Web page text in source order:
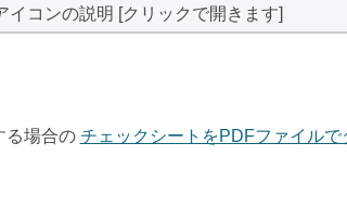
イコンの説明 [クリックで開きます]
る場合の チェックシートをPDFファイルで